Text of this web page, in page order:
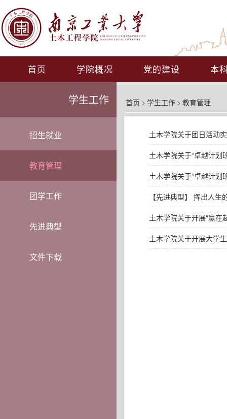
首页 学院概况 党的建设 本
学生工作
招生就业
教育管理
团学工作
先进典型
文件下载
首页 > 学生工作 > 教育管理
土木学院关于团日活动
土木学院关于“卓越计划
土木学院关于“卓越计划
【先进典型】 挥出人
土木学院关于开展“赢在
土木学院关于开展大学